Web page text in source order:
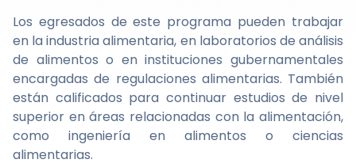
Los egresados de este programa pueden trabajar
en la industria alimentaria, en laboratorios de análisis
de alimentos o en instituciones gubernamentales
encargadas de regulaciones alimentarias. También
están calificados para continuar estudios de nivel
superior en áreas relacionadas con la alimentación,
como ingeniería en alimentos o ciencias
alimentarias.